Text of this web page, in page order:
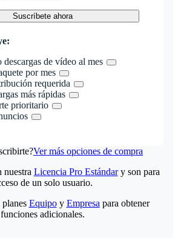
Suscríbete ahora
descargas de vídeo al mes
por mes
requerida
más rápidas
prioritario
Ver más opciones de compra
nuestra Licencia Pro Estándary son para
de un solo usuario.
Equipoy Empresa para obtener
funciones adicionales.